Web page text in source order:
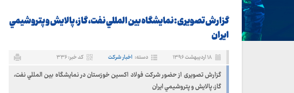
گزارش تصویری : نمايشگاه بين المللي نفت، گاز، پالايش و پتروشيمي
ايران
۱۸ اردیبهشت ۱۳۹۶ دسته: اخبار شرکت کد خبر: ۳۳۶
گزارش تصویری از حضور شرکت فولاد اکسین خوزستان در نمايشگاه بين المللي نفت،
گاز، پالايش و پتروشيمي ايران